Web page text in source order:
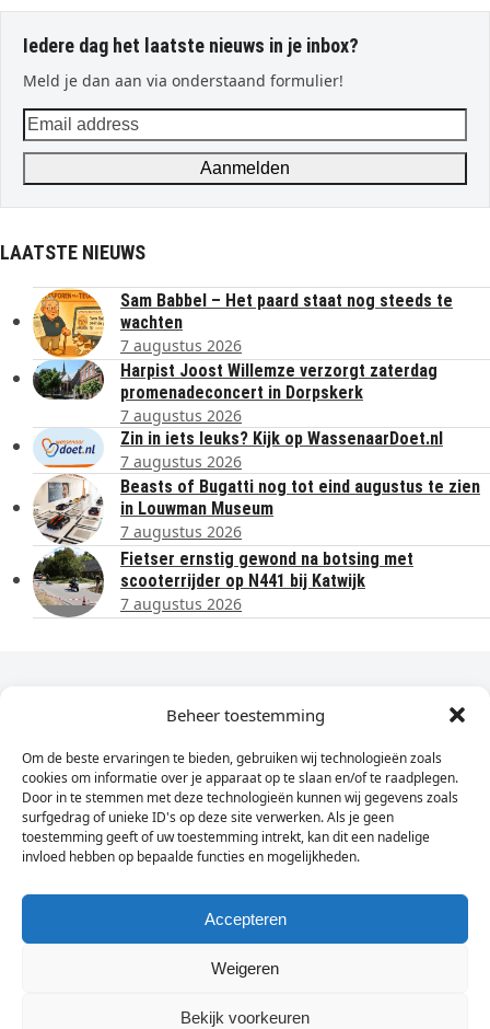
Beheer toestemming
Om de beste ervaringen te bieden, gebruiken wij technologieën zoals
cookies om informatie over je apparaat op te slaan en/of te raadplegen.
Door in te stemmen met deze technologieën kunnen wij gegevens zoals
surfgedrag of unieke ID's op deze site verwerken. Als je geen
toestemming geeft of uw toestemming intrekt, kan dit een nadelige
invloed hebben op bepaalde functies en mogelijkheden.
Accepteren
Weigeren
Bekijk voorkeuren
Iedere dag het laatste nieuws in je inbox?
Meld je dan aan via onderstaand formulier!
Email
address
Aanmelden
LAATSTE NIEUWS
Sam Babbel – Het paard staat nog steeds te
wachten
7 augustus 2026
Harpist Joost Willemze verzorgt zaterdag
promenadeconcert in Dorpskerk
7 augustus 2026
Zin in iets leuks? Kijk op WassenaarDoet.nl
7 augustus 2026
Beasts of Bugatti nog tot eind augustus te zien
in Louwman Museum
7 augustus 2026
Fietser ernstig gewond na botsing met
scooterrijder op N441 bij Katwijk
7 augustus 2026
Dagelijks het laatste nieuws in je e-mail?
Vul
hier
je
e-
mailadres
in
Sign Up